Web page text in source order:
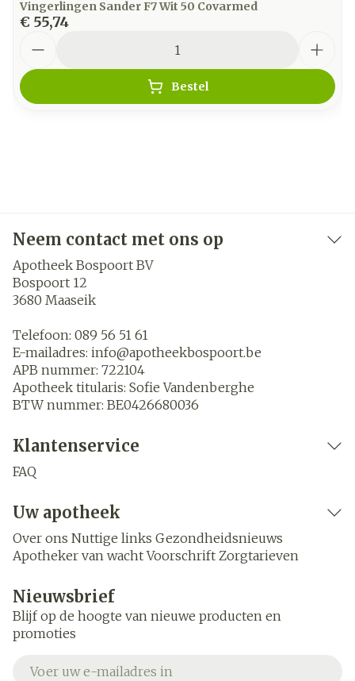
Vingerlingen Sander F7 Wit 50 Covarmed
€ 55,74
Bestel
Neem contact met ons op
Apotheek Bospoort BV
Bospoort 12
3680 Maaseik
Telefoon: 089 56 51 61
E-mailadres: info@apotheekbospoort.be
APB nummer: 722104
Apotheek titularis: Sofie Vandenberghe
BTW nummer: BE0426680036
Klantenservice
FAQ
Uw apotheek
Over ons Nuttige links Gezondheidsnieuws
Apotheker van wacht Voorschrift Zorgtarieven
Nieuwsbrief
Blijf op de hoogte van nieuwe producten en
promoties